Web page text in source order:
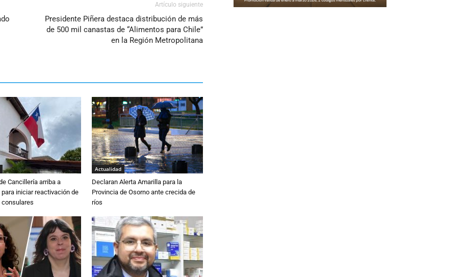
Artículo siguiente
Presidente Piñera destaca distribución de más
de 500 mil canastas de “Alimentos para Chile”
en la Región Metropolitana
Cancillería arriba a
para iniciar reactivación de
Actualidad
Declaran Alerta Amarilla para la
Provincia de Osorno ante crecida de
ríos